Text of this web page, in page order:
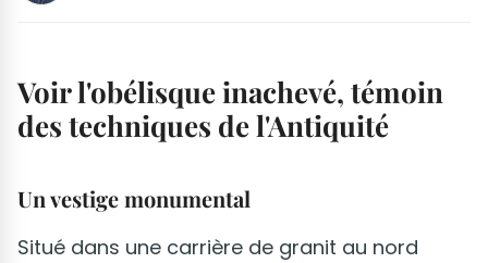
Voir l'obélisque inachevé, témoin
des techniques de l'Antiquité
Un vestige monumental
Situé dans une carrière de granit au nord